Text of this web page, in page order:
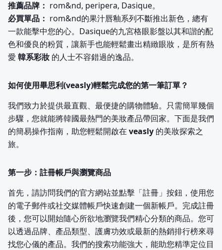
推薦品牌： rom&nd, peripera, Dasique。
必買單品： rom&nd的果汁唇釉系列不斷推出新色，總有
一款能擊中您的心。Dasique的九宮格眼影盤以其和諧的配
色和優良的粉質，讓新手也能輕鬆畫出精緻眼妝，是所有熱
愛 韓系彩妝 的人士不容錯過的逸品。
如何使用畢思利(veasly)輕鬆完成您的第一筆訂單？
我們致力於提供最直觀、最便捷的購物體驗。只需簡單幾個
步驟，您就能將韓國最熱門的美妝產品帶回家。下面是我們
的簡易操作指南，助您輕鬆開啟在 veasly 的美妝探索之
旅。
第一步：註冊帳戶與瀏覽商品
首先，請訪問我們的官方網站並點擊「註冊」按鈕，使用您
的電子郵件或社交媒體帳戶快速創建一個新帳戶。完成註冊
後，您可以開始隨心所欲地瀏覽我們精心分類的商品。您可
以透過品牌、產品類型、護膚功效或最新的熱銷排行榜來尋
找您心儀的產品。我們的搜索功能強大，能助您精準定位目